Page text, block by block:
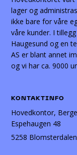
lager og
ikke bare for våre
våre kunder. I
Haugesund og en
AS er blant annet
og vi har ca. 9000
KONTAKTINFO
Hovedkontor,
Espehaugen 48
5258 Blomsterdalen